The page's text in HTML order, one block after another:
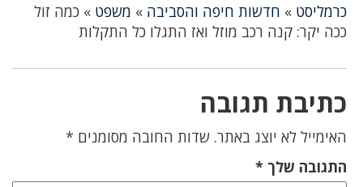
כרמליסט » חדשות חיפה והסביבה » משפט » כמה זול
ככה יקר: קנה רכב מוזל ואז התגלו כל התקלות
כתיבת תגובה
האימייל לא יוצג באתר. שדות החובה מסומנים *
התגובה שלך *